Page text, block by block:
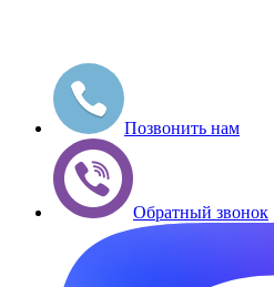
Позвонить нам
Обратный звонок